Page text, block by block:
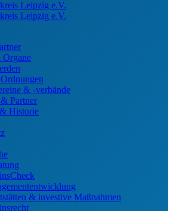
& -verbände
Partner
Historie
& investive Maßnahmen